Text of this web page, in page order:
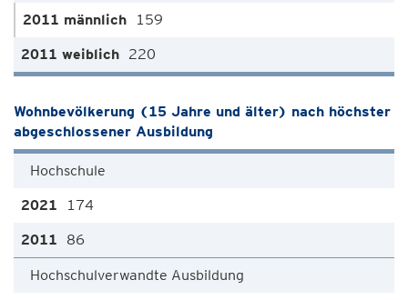
159
220
Wohnbevölkerung (15 Jahre und älter) nach höchster
abgeschlossener Ausbildung
Hochschule
174
86
Hochschulverwandte Ausbildung